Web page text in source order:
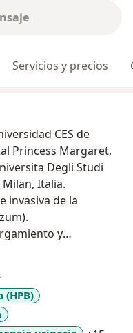
Servicios y precios
CES de
Princess Margaret,
Degli Studi
Italia.
invasiva de la
y
colocación de